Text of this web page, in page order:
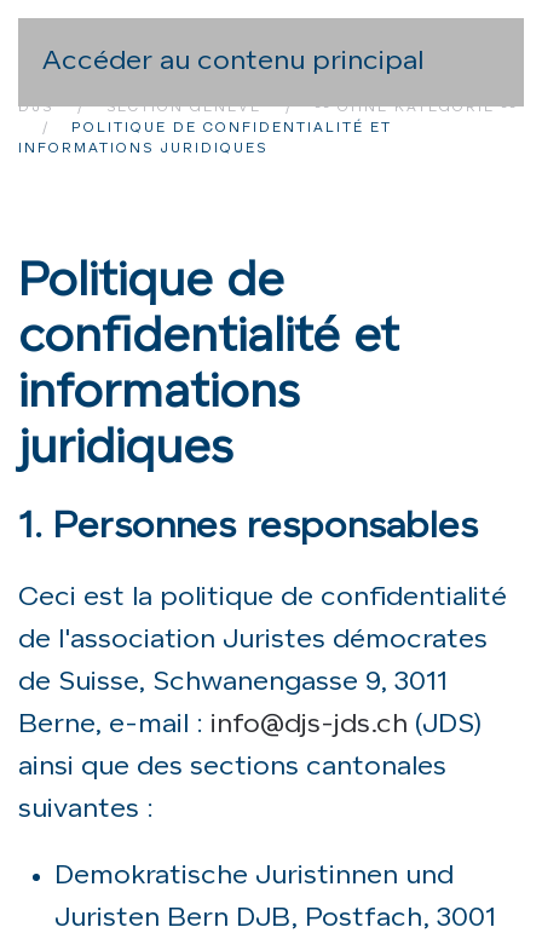
Accéder au contenu principal
DJS SECTION GENÈVE
-- OHNE KATEGORIE --
POLITIQUE DE CONFIDENTIALITÉ ET
INFORMATIONS JURIDIQUES
Politique de
confidentialité et
informations
juridiques
1. Personnes responsables
Ceci est la politique de confidentialité
de l'association Juristes démocrates
de Suisse, Schwanengasse 9, 3011
Berne, e-mail : info@djs-jds.ch (JDS)
ainsi que des sections cantonales
suivantes :
Demokratische Juristinnen und
Juristen Bern DJB, Postfach, 3001